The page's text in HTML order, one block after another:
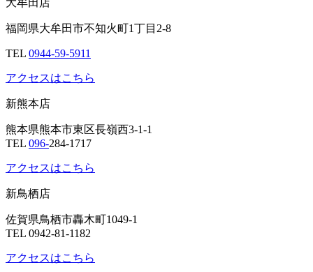
福岡県大牟田市不知火町1丁目2-8
TEL 0944-59-5911
アクセスはこちら
新熊本店
熊本県熊本市東区長嶺西3-1-1
TEL 096-284-1717
アクセスはこちら
新鳥栖店
佐賀県鳥栖市轟木町1049-1
TEL 0942-81-1182
アクセスはこちら